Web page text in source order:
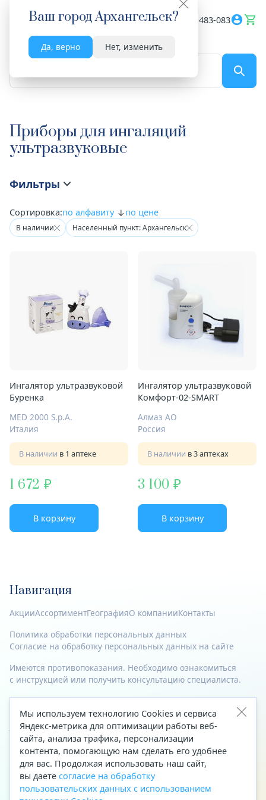
Ваш городАрхангельск?
Да, верно Нет, изменить
Весь сайт 8182 483-083
Приборы для ингаляций
ультразвуковые
Фильтры
Сортировка:по алфавиту по цене
В наличии Населенный пункт: Архангельск
Ингалятор ультразвуковой
Буренка
MED 2000 S.р.A.
Италия
В наличии в 1 аптеке
1 672
В корзину
Ингалятор ультразвуковой
Комфорт-02-SMART
Алмаз АО
Россия
В наличии в 3 аптеках
3 100
В корзину
Навигация
АкцииАссортиментГеографияО компанииКонтакты
Политика обработки персональных данных
Согласие на обработку персональных данных на сайте
Имеются противопоказания. Необходимо ознакомиться
с инструкцией или получить консультацию специалиста.
© 2023—2026 Все права защищены.
Адрес
Архангельск, ул. Папанина, д. 19 (вход в здание со стороны
автоцентра «Тойота»)
Приемная Генерального директора
Мы используем технологию Cookies и сервиса
Яндекс-метрика для оптимизации работы веб-
сайта, анализа трафика, персонализации
контента, помогающую нам сделать его удобнее
для вас. Продолжая использовать наш сайт,
вы даете согласие на обработку
пользовательских данных с использованием